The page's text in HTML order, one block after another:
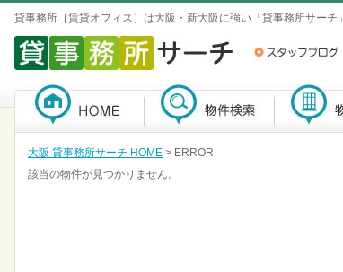
貸事務所［賃貸オフィス］は大阪・新大阪に強い「貸事務所サーチ」
大阪 貸事務所サーチ HOME > ERROR
該当の物件が見つかりません。